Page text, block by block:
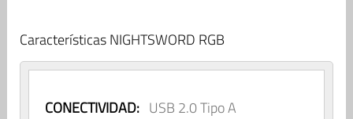
Características NIGHTSWORD RGB
CONECTIVIDAD: USB 2.0 Tipo A